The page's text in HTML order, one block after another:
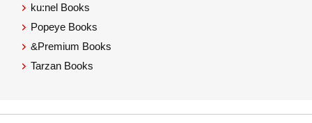
ku:nel Books
Popeye Books
&Premium Books
Tarzan Books